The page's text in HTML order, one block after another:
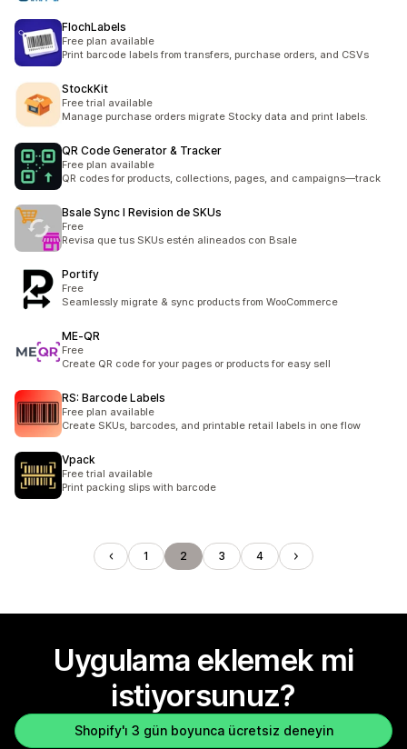
FlochLabels
Free plan available
Print barcode labels from transfers, purchase orders, and CSVs
StockKit
Free trial available
Manage purchase orders migrate Stocky data and print labels.
QR Code Generator & Tracker
Free plan available
QR codes for products, collections, pages, and campaigns—track
Bsale Sync I Revision de SKUs
Free
Revisa que tus SKUs estén alineados con Bsale
Portify
Free
Seamlessly migrate & sync products from WooCommerce
ME‑QR
Free
Create QR code for your pages or products for easy sell
RS: Barcode Labels
Free plan available
Create SKUs, barcodes, and printable retail labels in one flow
Vpack
Free trial available
Print packing slips with barcode
1 2 3 4
Uygulama eklemek mi
istiyorsunuz?
Shopify'ı 3 gün boyunca ücretsiz deneyin